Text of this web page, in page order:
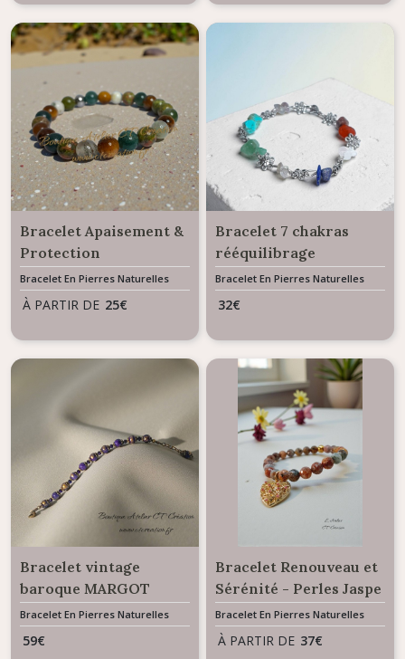
Bracelet Apaisement &
Protection
Émotionnelle -
Mélange de 4 Pierres
Bracelet En Pierres Naturelles
À PARTIR DE 25€
Bracelet 7 chakras
rééquilibrage
énergétique - perles
baroques intercalaires
Bracelet En Pierres Naturelles
32€
Bracelet vintage
baroque MARGOT
Bracelet En Pierres Naturelles
59€
Bracelet Renouveau et
Sérénité - Perles Jaspe
Océan à facettes
Bracelet En Pierres Naturelles
À PARTIR DE 37€